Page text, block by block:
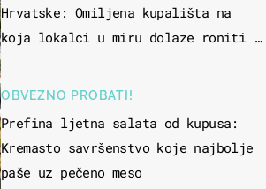
Hrvatske: Omiljena kupališta na
koja lokalci u miru dolaze roniti i
OBVEZNO PROBATI!
Prefina ljetna salata od kupusa:
Kremasto savršenstvo koje najbolje
paše uz pečeno meso